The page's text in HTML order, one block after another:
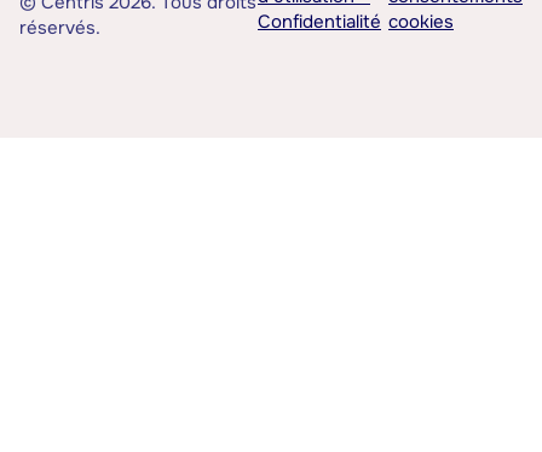
réservés.
Confidentialité cookies